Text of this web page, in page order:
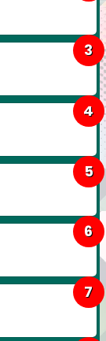
3
4
5
6
7